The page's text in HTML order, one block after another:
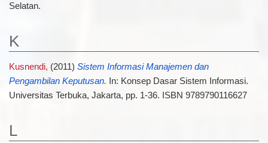
Selatan.
K
Kusnendi, (2011) Sistem Informasi Manajemen dan
Pengambilan Keputusan. In: Konsep Dasar Sistem Informasi.
Universitas Terbuka, Jakarta, pp. 1-36. ISBN 9789790116627
L